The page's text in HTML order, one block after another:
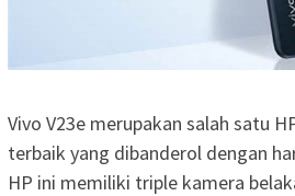
Vivo V23e merupakan salah satu
terbaik yang dibanderol dengan
HP ini memiliki triple kamera